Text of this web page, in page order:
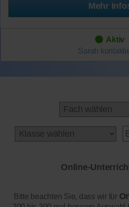
Mehr
Aktiv
Sarah
Online-
Bitte beachten Sie, dass wir für